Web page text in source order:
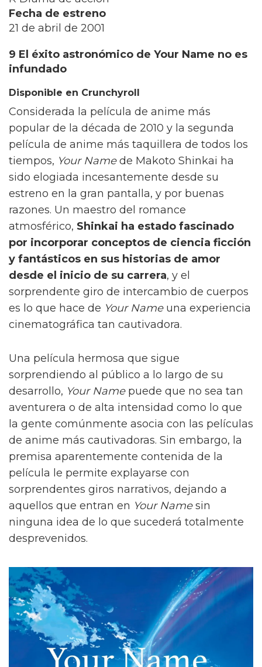
Fecha de estreno
21 de abril de 2001
9 El éxito astronómico de Your Name no es
infundado
Disponible en Crunchyroll
Considerada la película de anime más
popular de la década de 2010 y la segunda
película de anime más taquillera de todos los
tiempos, Your Namede Makoto Shinkai ha
sido elogiada incesantemente desde su
estreno en la gran pantalla, y por buenas
razones. Un maestro del romance
atmosférico, Shinkai ha estado fascinado
por incorporar conceptos de ciencia ficción
y fantásticos en sus historias de amor
desde el inicio de su carrera, y el
sorprendente giro de intercambio de cuerpos
es lo que hace de Your Nameuna experiencia
cinematográfica tan cautivadora.
Una película hermosa que sigue
sorprendiendo al público a lo largo de su
desarrollo, Your Namepuede que no sea tan
aventurera o de alta intensidad como lo que
la gente comúnmente asocia con las películas
de anime más cautivadoras. Sin embargo, la
premisa aparentemente contenida de la
película le permite explayarse con
sorprendentes giros narrativos, dejando a
aquellos que entran en Your Namesin
ninguna idea de lo que sucederá totalmente
desprevenidos.